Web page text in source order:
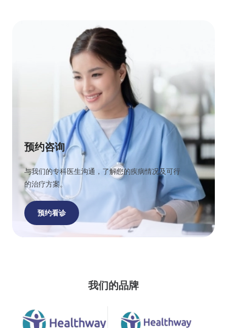
预约咨询
与我们的专科医生沟通，了解您的疾病情况及可行
的治疗方案。
预约看诊
我们的品牌